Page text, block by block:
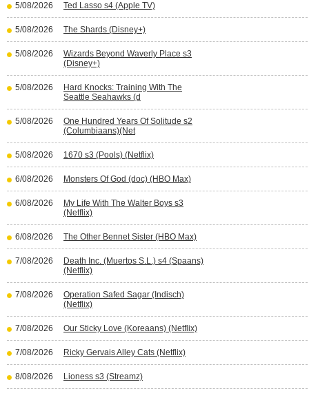
5/08/2026 Ted Lasso s4 (Apple TV)
5/08/2026 The Shards (Disney+)
5/08/2026
Wizards Beyond Waverly Place s3
(Disney+)
5/08/2026
Hard Knocks: Training With The
Seattle Seahawks (d
5/08/2026
One Hundred Years Of Solitude s2
(Columbiaans)(Net
5/08/2026 1670 s3 (Pools) (Netflix)
6/08/2026 Monsters Of God (doc) (HBO Max)
6/08/2026
My Life With The Walter Boys s3
(Netflix)
6/08/2026 The Other Bennet Sister (HBO Max)
7/08/2026
Death Inc. (Muertos S.L.) s4 (Spaans)
(Netflix)
7/08/2026
Operation Safed Sagar (Indisch)
(Netflix)
7/08/2026 Our Sticky Love (Koreaans) (Netflix)
7/08/2026 Ricky Gervais Alley Cats (Netflix)
8/08/2026 Lioness s3 (Streamz)